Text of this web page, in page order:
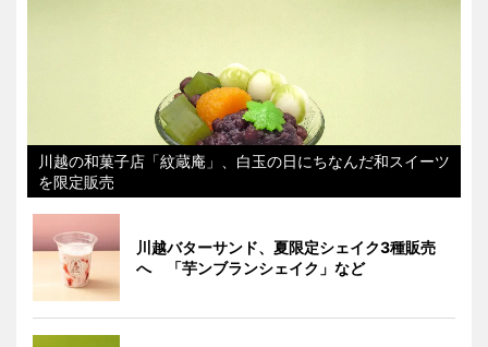
川越の和菓子店「紋蔵庵」、白玉の日にちなんだ和スイーツ
を限定販売
川越バターサンド、夏限定シェイク3種販売
へ 「芋ンブランシェイク」など